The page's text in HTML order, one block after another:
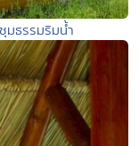
มธรรมริมน้ำ